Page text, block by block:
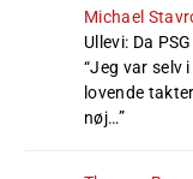
Michael
Ullevi: Da
“Jeg var selv
lovende
nøj…”